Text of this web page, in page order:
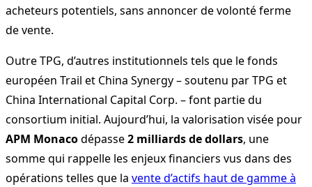
acheteurs potentiels, sans annoncer de volonté ferme
de vente.
Outre TPG, d’autres institutionnels tels que le fonds
européen Trail et China Synergy – soutenu par TPG et
China International Capital Corp. – font partie du
consortium initial. Aujourd’hui, la valorisation visée pour
APM Monacodépasse2 milliards de dollars, une
somme qui rappelle les enjeux financiers vus dans des
opérations telles que la vente d’actifs haut de gamme à